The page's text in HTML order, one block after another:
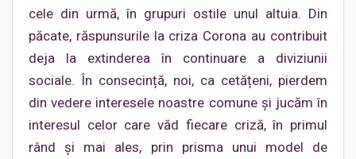
cele din urmă, în grupuri ostile unul altuia. Din
păcate, răspunsurile la criza Corona au contribuit
deja la extinderea în continuare a diviziunii
sociale. În consecință, noi, ca cetățeni, pierdem
din vedere interesele noastre comune și jucăm în
interesul celor care văd fiecare criză, în primul
rând și mai ales, prin prisma unui model de